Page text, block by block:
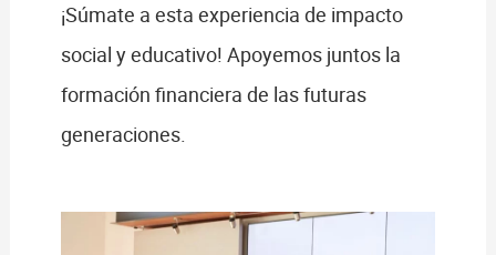
¡Súmate a esta experiencia de impacto
social y educativo! Apoyemos juntos la
formación financiera de las futuras
generaciones.